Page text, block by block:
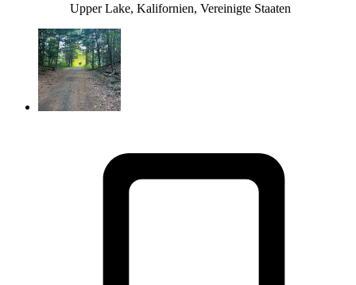
Upper Lake, Kalifornien, Vereinigte Staaten